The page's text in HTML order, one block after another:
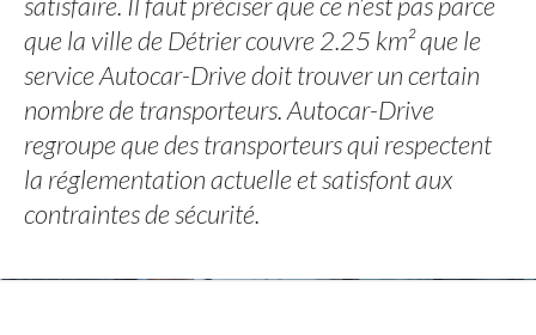
que la ville de Détrier couvre 2.25 km² que le
service Autocar-Drive doit trouver un certain
nombre de transporteurs. Autocar-Drive
regroupe que des transporteurs qui respectent
la réglementation actuelle et satisfont aux
contraintes de sécurité.